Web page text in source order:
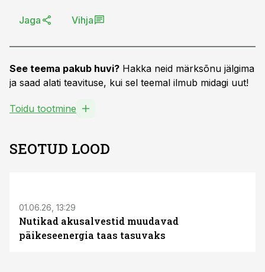
Jaga Vihja
See teema pakub huvi? Hakka neid märksõnu jälgima
ja saad alati teavituse, kui sel teemal ilmub midagi uut!
Toidu tootmine
SEOTUD LOOD
01.06.26, 13:29
Nutikad akusalvestid muudavad
päikeseenergia taas tasuvaks